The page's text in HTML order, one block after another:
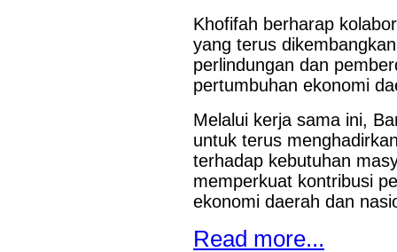
Khofifah berharap
yang terus
perlindungan dan
pertumbuhan ekonomi
Melalui kerja sama ini,
untuk terus
terhadap kebutuhan
memperkuat kontribusi
ekonomi daerah dan
Read more...